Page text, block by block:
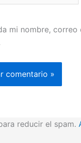
mi nombre,
reducir el spam.